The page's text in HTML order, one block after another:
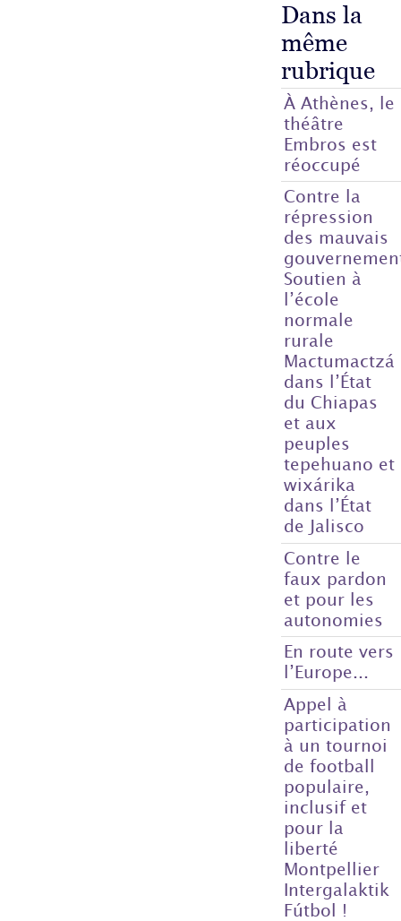
Dans la
même
rubrique
À Athènes, le
théâtre
Embros est
réoccupé
Contre la
répression
des mauvais
Soutien à
l’école
normale
rurale
Mactumactzá
dans l’État
du Chiapas
et aux
peuples
tepehuano et
wixárika
dans l’État
de Jalisco
Contre le
faux pardon
et pour les
autonomies
En route vers
l’Europe...
Appel à
participation
à un tournoi
de football
populaire,
inclusif et
pour la
liberté
Montpellier
Intergalaktik
Fútbol !